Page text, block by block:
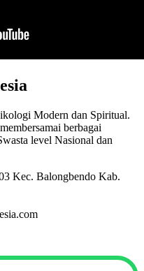
Modern dan Spiritual.
berbagai
level Nasional dan
Kec. Balongbendo Kab.